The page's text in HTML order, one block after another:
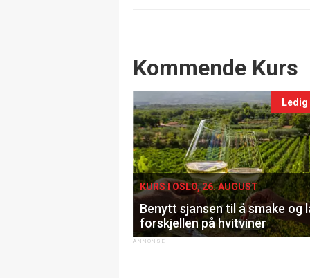
Events
Kommende Kurs
KURS I OSLO, 26. AUGUST
Benytt sjansen til å smake og
forskjellen på hvitviner